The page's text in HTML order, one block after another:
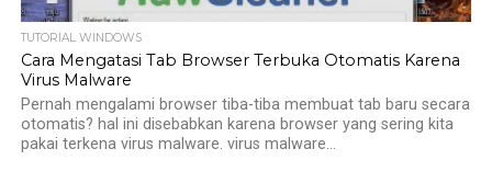
TUTORIAL WINDOWS
Cara Mengatasi Tab Browser Terbuka Otomatis Karena
Virus Malware
Pernah mengalami browser tiba-tiba membuat tab baru secara
otomatis? hal ini disebabkan karena browser yang sering kita
pakai terkena virus malware. virus malware...